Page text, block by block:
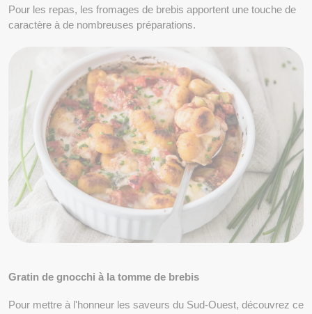
Pour les repas, les fromages de brebis apportent une touche de
caractère à de nombreuses préparations.
Gratin de gnocchi à la tomme de brebis
Pour mettre à l'honneur les saveurs du Sud-Ouest, découvrez ce